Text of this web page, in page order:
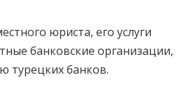
юриста, его услуги
банковские организации,
турецких банков.